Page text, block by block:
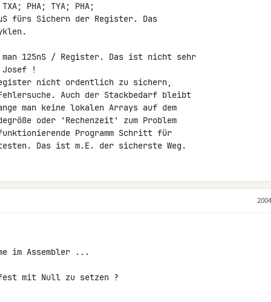
PHA; TYA; PHA;
fürs Sichern der Register. Das
man 125nS / Register. Das ist nicht sehr
Josef !
nicht ordentlich zu sichern,
Auch der Stackbedarf bleibt
man keine lokalen Arrays auf dem
oder 'Rechenzeit' zum Problem
Programm Schritt für
Das ist m.E. der sicherste Weg.
im Assembler ...
mit Null zu setzen ?